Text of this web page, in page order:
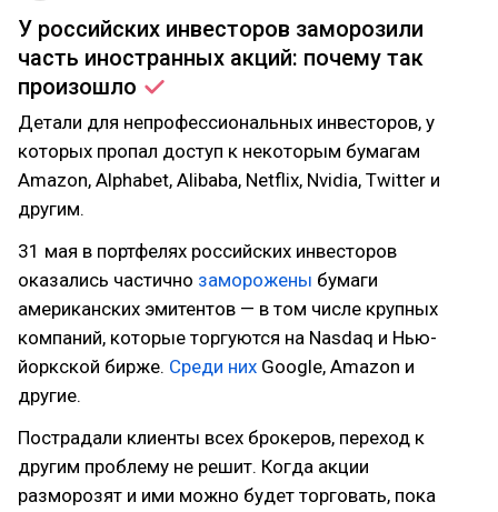
У российских инвесторов заморозили
часть иностранных акций: почему так
произошло
Детали для непрофессиональных инвесторов, у
которых пропал доступ к некоторым бумагам
Amazon, Alphabet, Alibaba, Netflix, Nvidia, Twitter и
другим.
31 мая в портфелях российских инвесторов
оказались частично заморожены бумаги
американских эмитентов — в том числе крупных
компаний, которые торгуются на Nasdaq и Нью-
йоркской бирже. Среди них Google, Amazon и
другие.
Пострадали клиенты всех брокеров, переход к
другим проблему не решит. Когда акции
разморозят и ими можно будет торговать, пока